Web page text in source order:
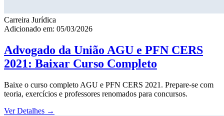
Carreira Jurídica
Adicionado em: 05/03/2026
Advogado da União AGU e PFN CERS
2021: Baixar Curso Completo
Baixe o curso completo AGU e PFN CERS 2021. Prepare-se com
teoria, exercícios e professores renomados para concursos.
Ver Detalhes →